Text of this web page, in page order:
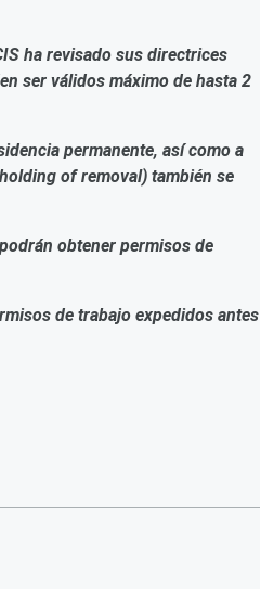
ha revisado sus directrices
ser válidos máximo de hasta 2
permanente, así como a
of removal) también se
obtener permisos de
de trabajo expedidos antes